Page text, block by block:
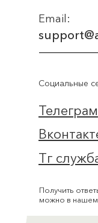
Email:
Социальные
Телеграм
Получить
можно в нашем
Тг